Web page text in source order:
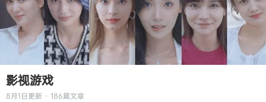
影视游戏
8月1日更新 · 186篇文章